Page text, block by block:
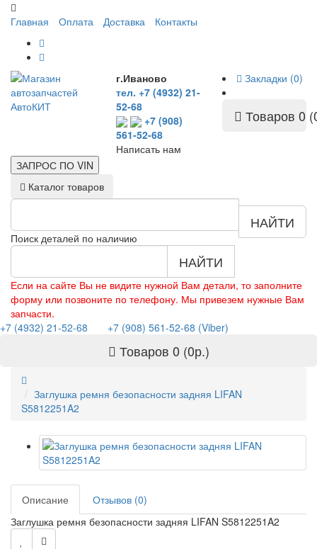
Главная Оплата Доставка Контакты
г.Иваново
тел. +7 (4932) 21-
52-68
+7 (908)
561-52-68
Написать нам
Закладки (0)
Товаров 0
ЗАПРОС ПО VIN
Каталог товаров
Поиск деталей по наличию
НАЙТИ
НАЙТИ
Если на сайте Вы не видите нужной Вам детали, то заполните
форму или позвоните по телефону. Мы привезем нужные Вам
запчасти.
+7 (4932) 21-52-68
+7 (908) 561-52-68 (Viber)
Товаров 0 (0р.)
Заглушка ремня безопасности задняя LIFAN
S5812251A2
Описание
Отзывов (0)
Заглушка ремня безопасности задняя LIFAN S5812251A2